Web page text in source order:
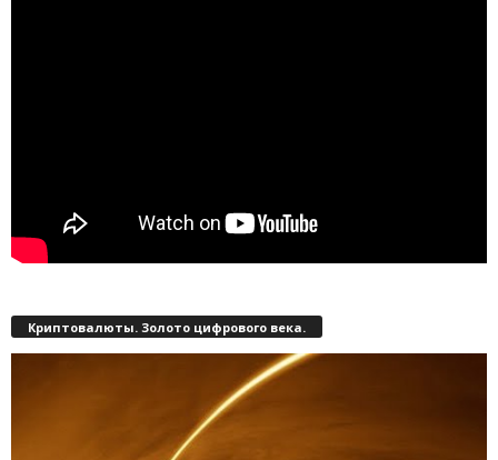
Криптовалюты. Золото цифрового века.